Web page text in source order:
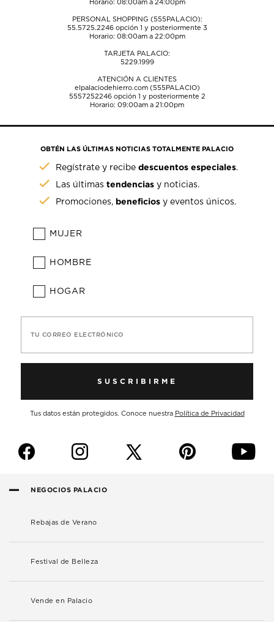
Horario: 08:00am a 24:00pm
PERSONAL SHOPPING (555PALACIO):
55.5725.2246opción 1 y posteriormente 3
Horario: 08:00am a 22:00pm
TARJETA PALACIO:
5229.1999
ATENCIÓN A CLIENTES
elpalaciodehierro.com (555PALACIO)
5557252246opción 1 y posteriormente 2
Horario: 09:00am a 21:00pm
OBTÉN LAS ÚLTIMAS NOTICIAS TOTALMENTE PALACIO
Regístrate y recibedescuentos especiales.
Las últimastendencias y noticias.
Promociones, beneficios y eventos únicos.
MUJER
HOMBRE
HOGAR
TU CORREO ELECTRÓNICO
SUSCRIBIRME
Tus datos están protegidos. Conoce nuestra Política de Privacidad
f i p y
NEGOCIOS PALACIO
Rebajas de Verano
Festival de Belleza
Vende en Palacio